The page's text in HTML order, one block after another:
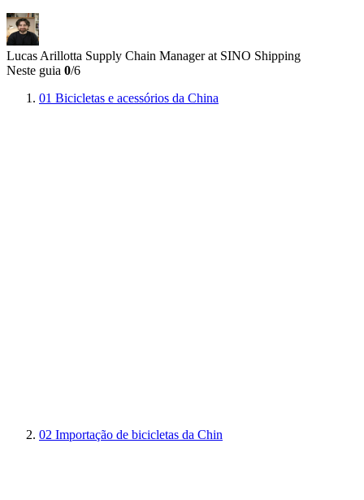
Lucas Arillotta Supply Chain Manager at SINO Shipping
Neste guia 0/6
01 Bicicletas e acessórios da China
02 Importação de bicicletas da Chin